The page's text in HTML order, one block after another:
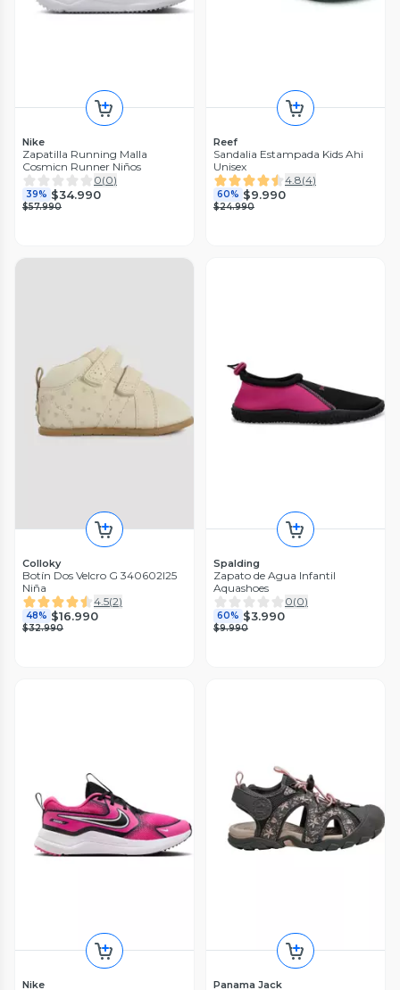
Nike
Zapatilla Running Malla
Cosmicn Runner Niños
0(0)
39% $34.990
$57.990
Reef
Sandalia Estampada Kids Ahi
Unisex
4.8(4)
60% $9.990
$24.990
Colloky
Botín Dos Velcro G 340602I25
Niña
4.5(2)
48% $16.990
$32.990
Spalding
Zapato de Agua Infantil
Aquashoes
0(0)
60% $3.990
$9.990
Nike Panama Jack